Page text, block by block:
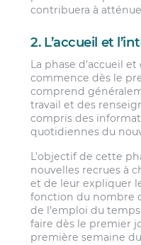
contribuera à
2. L’accueil et
La phase d’accueil
commence dès le
comprend
travail et des
compris des
quotidiennes du
L’objectif de cette
nouvelles recrues à
et de leur expliquer
fonction du nombre
de l’emploi du
faire dès le premier
première semaine